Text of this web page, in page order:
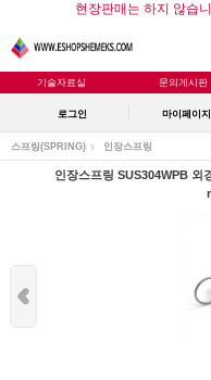
현장판매는 하지 않습
기술자료실 문의게시판
로그인 마이페이지
스프링(SPRING) 인장스프링
인장스프링 SUS304WPB